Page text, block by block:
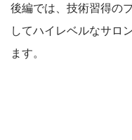
後編では、技術習得の
してハイレベルなサロ
ます。